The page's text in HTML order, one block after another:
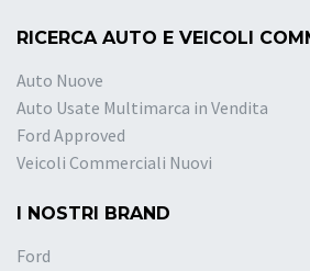
RICERCA AUTO E VEICOLI
Auto Nuove
Auto Usate Multimarca in Vendita
Ford Approved
Veicoli Commerciali Nuovi
I NOSTRI BRAND
Ford